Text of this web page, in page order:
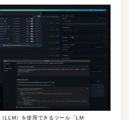
LLM）を使用できるツール「 LM